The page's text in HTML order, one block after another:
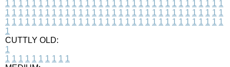
1 1 1 1 1 1 1 1 1 1 1 1 1 1 1 1 1 1 1 1 1 1 1 1 1 1 1 1 1 1 1 1 1
1 1 1 1 1 1 1 1 1 1 1 1 1 1 1 1 1 1 1 1 1 1 1 1 1 1 1 1 1 1 1 1 1
1 1 1 1 1 1 1 1 1 1 1 1 1 1 1 1 1 1 1 1 1 1 1 1 1 1 1 1 1 1 1 1 1
1
CUTTLY OLD:
1
1 1 1 1 1 1 1 1 1 1